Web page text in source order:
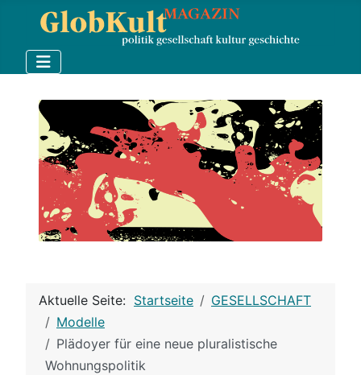
Aktuelle Seite: Startseite
GESELLSCHAFT
Modelle
Plädoyer für eine neue pluralistische
Wohnungspolitik